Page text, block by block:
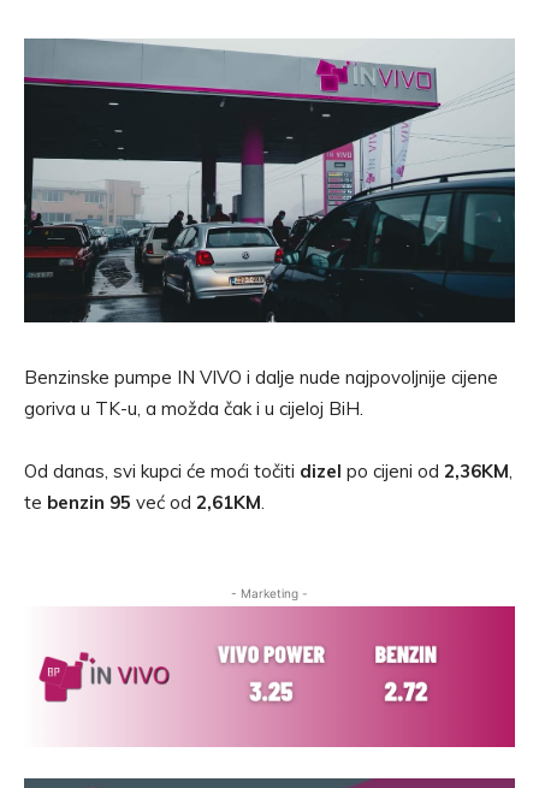
Benzinske pumpe IN VIVO i dalje nude najpovoljnije cijene
goriva u TK-u, a možda čak i u cijeloj BiH.
Od danas, svi kupci će moći točiti dizel po cijeni od 2,36KM,
te benzin 95 već od 2,61KM.
- Marketing -